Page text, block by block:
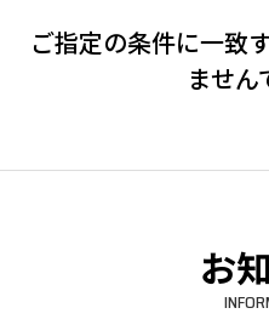
ご指定の条件に一致
ません
お